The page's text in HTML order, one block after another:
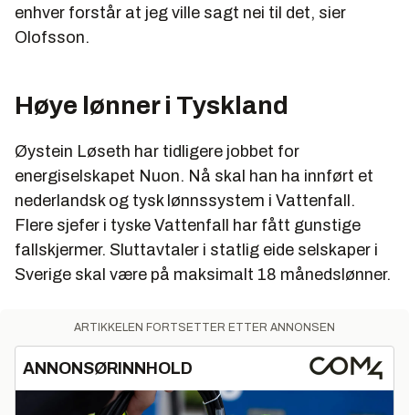
enhver forstår at jeg ville sagt nei til det, sier
Olofsson.
Høye lønner i Tyskland
Øystein Løseth har tidligere jobbet for
energiselskapet Nuon. Nå skal han ha innført et
nederlandsk og tysk lønnssystem i Vattenfall.
Flere sjefer i tyske Vattenfall har fått gunstige
fallskjermer. Sluttavtaler i statlig eide selskaper i
Sverige skal være på maksimalt 18 månedslønner.
ARTIKKELEN FORTSETTER ETTER ANNONSEN
ANNONSØRINNHOLD